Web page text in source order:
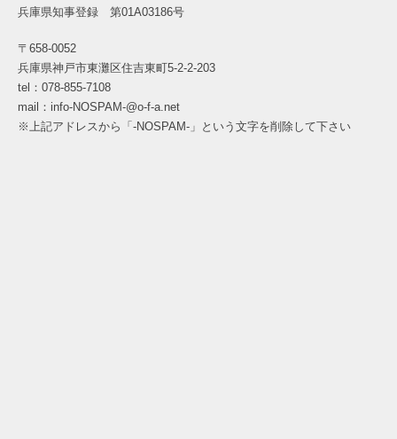
兵庫県知事登録 第01A03186号
〒658-0052
兵庫県神戸市東灘区住吉東町5-2-2-203
tel：078-855-7108
mail：info-NOSPAM-@o-f-a.net
※上記アドレスから「-NOSPAM-」という文字を削除して下さい